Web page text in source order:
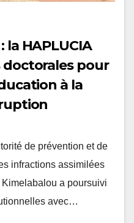
HAPLUCIA
pour
à la
de prévention et de
infractions assimilées
a poursuivi
avec…